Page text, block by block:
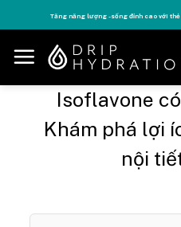
to
content
Tăng năng lượng - sống đỉnh cao với
Isoflavone
Khám phá lợi
nội